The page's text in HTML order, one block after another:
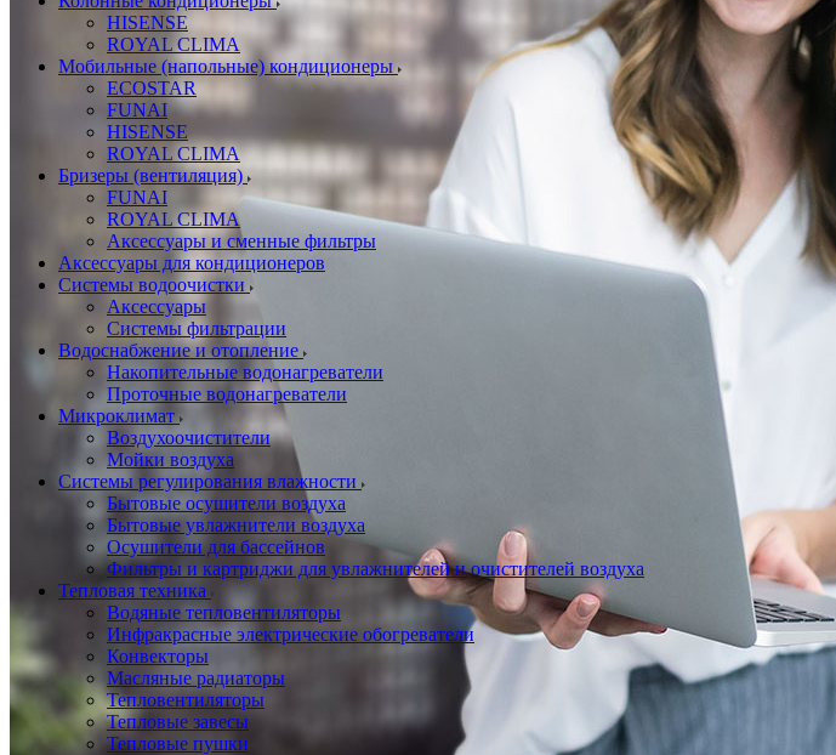
HISENSE
ROYAL CLIMA
Мобильные (напольные) кондиционеры
ECOSTAR
FUNAI
HISENSE
ROYAL CLIMA
Бризеры (вентиляция)
FUNAI
ROYAL CLIMA
Аксессуары и сменные фильтры
Аксессуары для кондиционеров
Системы водоочистки
Аксессуары
Системы фильтрации
Водоснабжение и отопление
Накопительные водонагреватели
Проточные водонагреватели
Микроклимат
Воздухоочистители
Мойки воздуха
Системы регулирования влажности
Бытовые осушители воздуха
Бытовые увлажнители воздуха
Осушители для бассейнов
Фильтры и картриджи для увлажнителей и очистителей воздуха
Тепловая техника
Водяные тепловентиляторы
Инфракрасные электрические обогреватели
Конвекторы
Масляные радиаторы
Тепловентиляторы
Тепловые завесы
Тепловые пушки